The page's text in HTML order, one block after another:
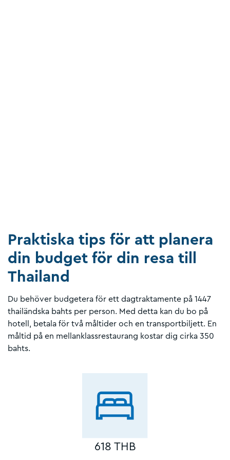
Praktiska tips för att planera
din budget för din resa till
Thailand
Du behöver budgetera för ett dagtraktamente på 1447
thailändska bahts per person. Med detta kan du bo på
hotell, betala för två måltider och en transportbiljett. En
måltid på en mellanklassrestaurang kostar dig cirka 350
bahts.
618 THB